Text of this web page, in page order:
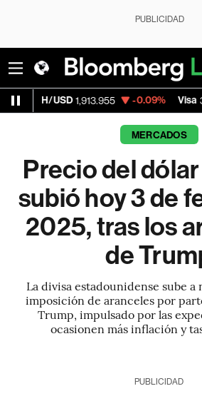
PUBLICIDAD
1,913.955 -0.09% Visa 367.46 -
MERCADOS
Precio del
subió hoy 3 de
2025, tras los
de
La divisa estadounidense sube a
imposición de aranceles por
Trump, impulsado por las
ocasionen más inflación y
PUBLICIDAD